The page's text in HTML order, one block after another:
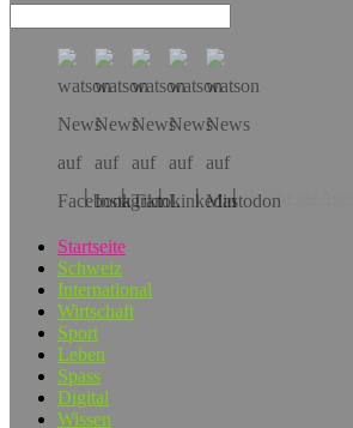
Hol dir die App!
Startseite
Schweiz
International
Wirtschaft
Sport
Leben
Spass
Digital
Wissen